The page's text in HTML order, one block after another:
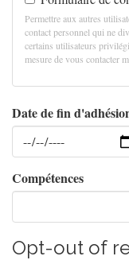
Permettre aux autres
contact personnel qui ne
certains utilisateurs
mesure de vous contacter
Date de fin
Date
Compétences
Opt-out of